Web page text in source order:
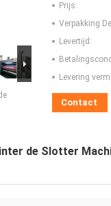
Prijs:
Verpakking
Levertijd:
Levering
Contact
de Slotter